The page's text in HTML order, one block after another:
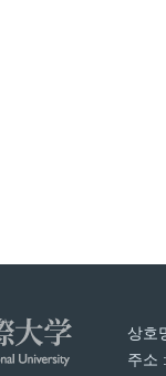
상호
주소